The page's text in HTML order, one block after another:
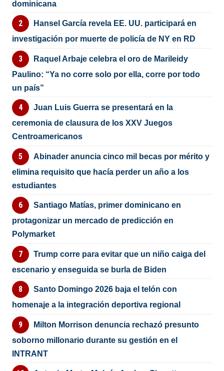
dominicana
Hansel García revela EE. UU. participará en
investigación por muerte de policía de NY en RD
Raquel Arbaje celebra el oro de Marileidy
Paulino: “Ya no corre solo por ella, corre por todo
un país”
Juan Luis Guerra se presentará en la
ceremonia de clausura de los XXV Juegos
Centroamericanos
Abinader anuncia cinco mil becas por mérito y
elimina requisito que hacía perder un año a los
estudiantes
Santiago Matías, primer dominicano en
protagonizar un mercado de predicción en
Polymarket
Trump corre para evitar que un niño caiga del
escenario y enseguida se burla de Biden
Santo Domingo 2026 baja el telón con
homenaje a la integración deportiva regional
Milton Morrison denuncia rechazó presunto
soborno millonario durante su gestión en el
INTRANT